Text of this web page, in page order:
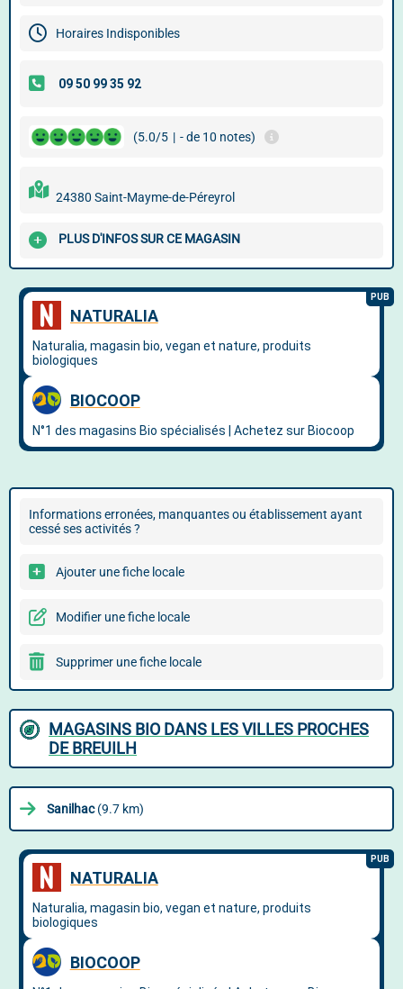
Horaires Indisponibles
(5.0/5 | - de 10 notes)
24380 Saint-Mayme-de-Péreyrol
PLUS D'INFOS SUR CE MAGASIN
Informations erronées, manquantes ou établissement ayant
cessé ses activités ?
Ajouter une fiche locale
Modifier une fiche locale
Supprimer une fiche locale
MAGASINS BIO DANS LES VILLES PROCHES
DE BREUILH
Sanilhac(9.7 km)